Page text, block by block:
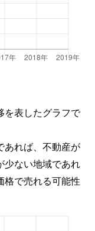
を表したグラフで
あれば、不動産が
少ない地域であれ
格で売れる可能性